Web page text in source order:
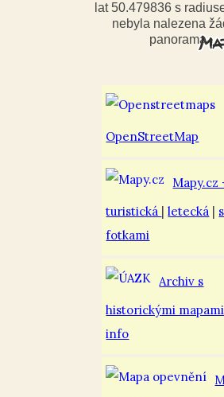
lat 50.479836 s
nebyla nalezena
panorama
OpenStreetMap
Mapy.cz
turistická |letecká | s
fotkami
Archiv s
historickými mapami
info